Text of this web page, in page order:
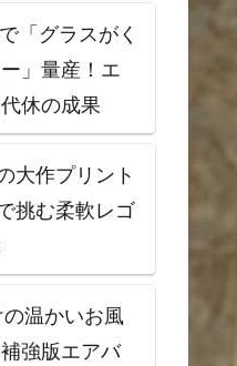
「グラスがく
」量産！エ
休の成果
大作プリント
挑む柔軟レゴ
温かいお風
強版エアバ